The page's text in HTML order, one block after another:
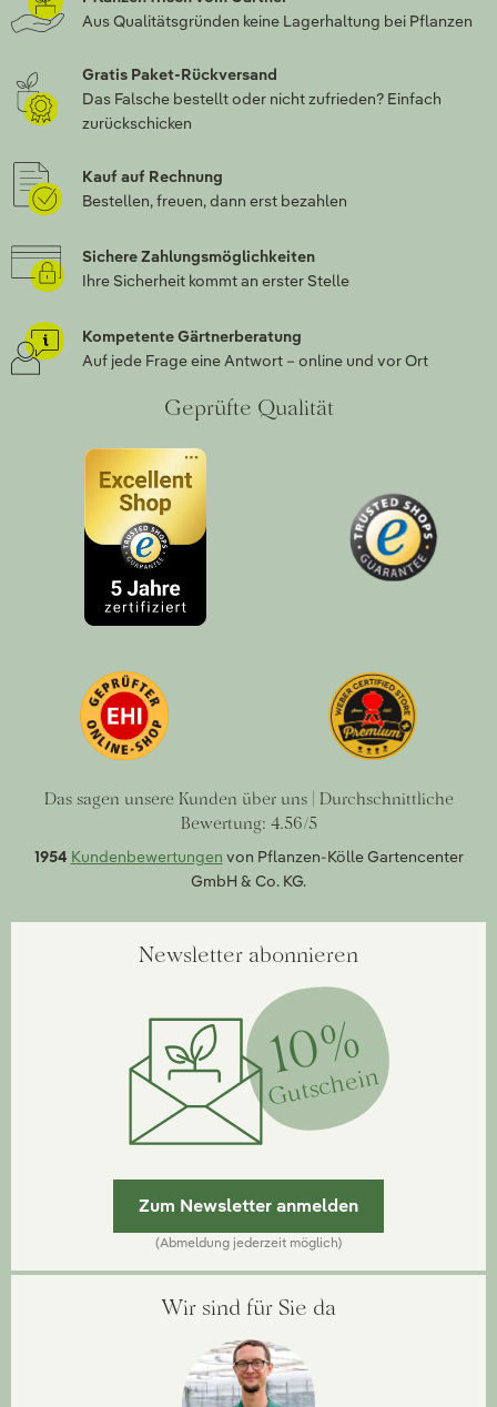
Aus Qualitätsgründen keine Lagerhaltung bei Pflanzen
Gratis Paket-Rückversand
Das Falsche bestellt oder nicht zufrieden? Einfach
zurückschicken
Kauf auf Rechnung
Bestellen, freuen, dann erst bezahlen
Sichere Zahlungsmöglichkeiten
Ihre Sicherheit kommt an erster Stelle
Kompetente Gärtnerberatung
Auf jede Frage eine Antwort – online und vor Ort
Geprüfte Qualität
Das sagen unsere Kunden über uns | Durchschnittliche
Bewertung: 4.56/5
1954 Kundenbewertungen von Pflanzen-Kölle Gartencenter
GmbH & Co. KG.
Newsletter abonnieren
10%
Gutschein
Zum Newsletter anmelden
(Abmeldung jederzeit möglich)
Wir sind für Sie da